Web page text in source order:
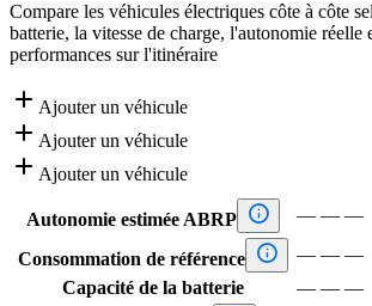
Compare les véhicules électriques côte à côte
batterie, la vitesse de charge, l'autonomie réelle
performances sur l'itinéraire
 Ajouter un véhicule
 Ajouter un véhicule
 Ajouter un véhicule
Autonomie estimée ABRP  — — —
Consommation de référence  — — —
Capacité de la batterie
— — —